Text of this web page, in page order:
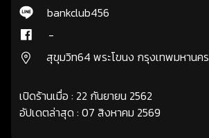
bankclub456
-
สุขุมวิท64 พระโขนง กรุงเทพมหานคร
เปิดร้านเมื่อ : 22 กันยายน 2562
อัปเดตล่าสุด : 07 สิงหาคม 2569